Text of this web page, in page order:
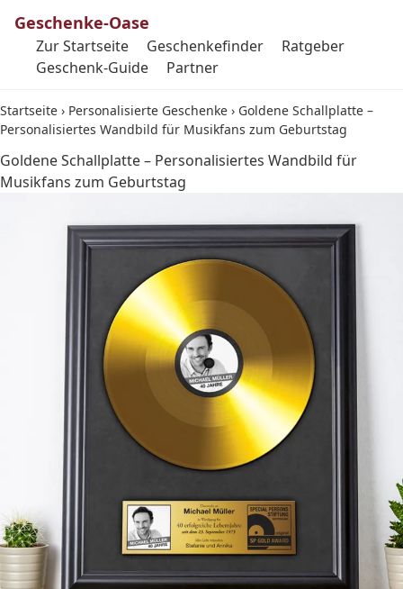
Geschenke-Oase
Zur Startseite Geschenkefinder
Ratgeber
Geschenk-Guide
Partner
Startseite › Personalisierte Geschenke › Goldene Schallplatte –
Personalisiertes Wandbild für Musikfans zum Geburtstag
Goldene Schallplatte – Personalisiertes Wandbild für
Musikfans zum Geburtstag